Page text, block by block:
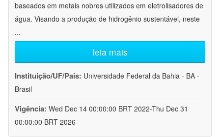
baseados em metais nobres utilizados em eletrolisadores de
água. Visando a produção de hidrogênio sustentável, neste
...
leia mais
Instituição/UF/País: Universidade Federal da Bahia - BA -
Brasil
Vigência: Wed Dec 14 00:00:00 BRT 2022-Thu Dec 31
00:00:00 BRT 2026